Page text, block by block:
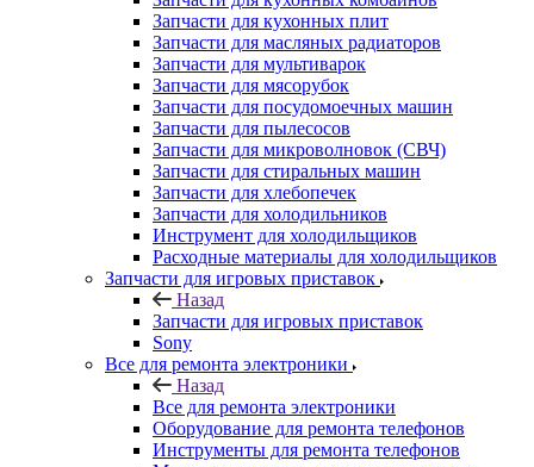
Запчасти для пылесосов
Запчасти для микроволновок (СВЧ)
Запчасти для стиральных машин
Запчасти для хлебопечек
Запчасти для холодильников
Инструмент для холодильщиков
Расходные материалы для холодильщиков
Запчасти для игровых приставок
Назад
Запчасти для игровых приставок
Sony
Все для ремонта электроники
Назад
Все для ремонта электроники
Оборудование для ремонта телефонов
Инструменты для ремонта телефонов
Монтажные столы, магнитные коврики
Скальпели, лезвия сменные
Системы хранения
Скотчи, изолента
Тачскрины